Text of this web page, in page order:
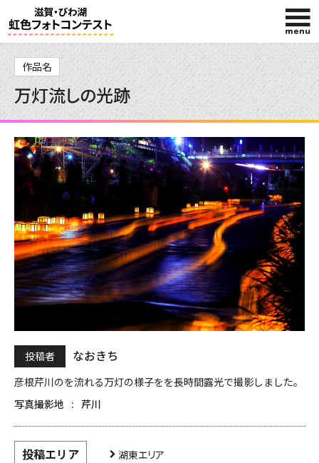
HOME
入賞作品
投稿作品
作品名
万灯流しの光跡
投稿者 なおきち
彦根芹川のを流れる万灯の様子をを長時間露光で撮影しました。
写真撮影地
芹川
投稿エリア
湖東エリア